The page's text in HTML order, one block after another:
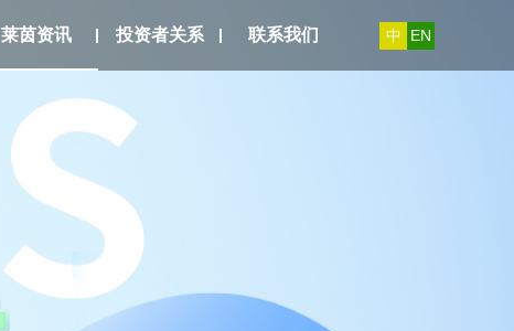
莱茵资讯 投资者关系 联系我们 中 EN